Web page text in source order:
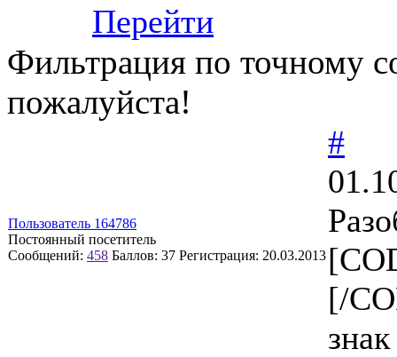
Перейти
Фильтрация по точному
пожалуйста!
Пользователь 164786
Постоянный посетитель
Сообщений: 458 Баллов: 37 Регистрация: 20.03.2013
#
[/